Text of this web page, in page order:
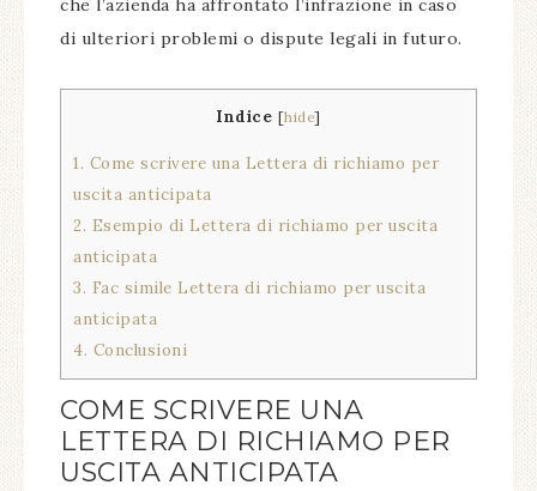
che l’azienda ha affrontato l’infrazione in caso
di ulteriori problemi o dispute legali in futuro.
Indice [hide]
1. Come scrivere una Lettera di richiamo per
uscita anticipata
2. Esempio di Lettera di richiamo per uscita
anticipata
3. Fac simile Lettera di richiamo per uscita
anticipata
4. Conclusioni
COME SCRIVERE UNA
LETTERA DI RICHIAMO PER
USCITA ANTICIPATA